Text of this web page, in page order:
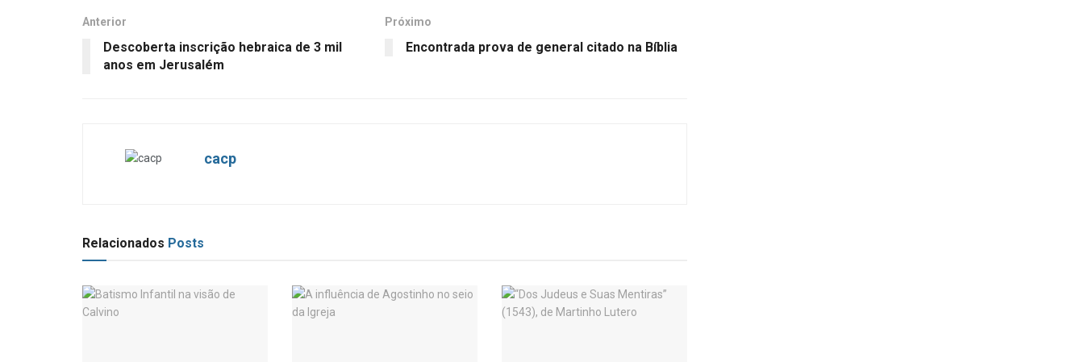
Anterior
Descoberta inscrição hebraica de 3 mil
anos em Jerusalém
Próximo
Encontrada prova de general citado na Bíblia
cacp
Relacionados Posts